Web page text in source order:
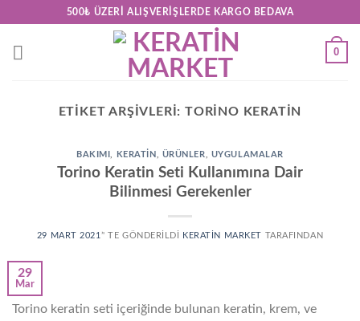
content
500₺ ÜZERI ALIŞVERIŞLERDE KARGO BEDAVA
0
ETIKET ARŞIVLERI:TORINO KERATIN
BAKIMI KERATİN ÜRÜNLER UYGULAMALAR
Torino Keratin Seti Kullanımına Dair
Bilinmesi Gerekenler
29 MART 2021 ’' TE GÖNDERILDI KERATIN MARKET TARAFINDAN
29
Mar
Torino keratin seti içeriğinde bulunan keratin, krem, ve